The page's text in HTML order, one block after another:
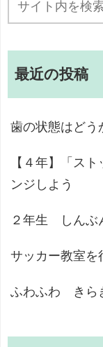
最近の投稿
歯の状態はどう
【４年】「ス
ンジしよう
２年生 しんぶ
サッカー教室を
ふわふわ きら